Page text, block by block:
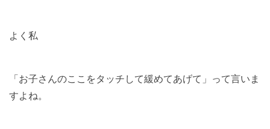
よく私
「お子さんのここをタッチして緩めてあげて」って言いま
すよね。